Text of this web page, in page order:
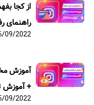
از کجا
راهنمای
09/2022
آموزش
+ آموزش
09/2022